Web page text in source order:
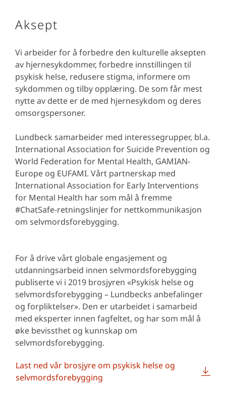
Aksept
Vi arbeider for å forbedre den kulturelle aksepten
av hjernesykdommer, forbedre innstillingen til
psykisk helse, redusere stigma, informere om
sykdommen og tilby opplæring. De som får mest
nytte av dette er de med hjernesykdom og deres
omsorgspersoner.
Lundbeck samarbeider med interessegrupper, bl.a.
International Association for Suicide Prevention og
World Federation for Mental Health, GAMIAN-
Europe og EUFAMI. Vårt partnerskap med
International Association for Early Interventions
for Mental Health har som mål å fremme
#ChatSafe-retningslinjer for nettkommunikasjon
om selvmordsforebygging.
For å drive vårt globale engasjement og
utdanningsarbeid innen selvmordsforebygging
publiserte vi i 2019 brosjyren «Psykisk helse og
selvmordsforebygging – Lundbecks anbefalinger
og forpliktelser». Den er utarbeidet i samarbeid
med eksperter innen fagfeltet, og har som mål å
øke bevissthet og kunnskap om
selvmordsforebygging.
Last ned vår brosjyre om psykisk helse og
selvmordsforebygging